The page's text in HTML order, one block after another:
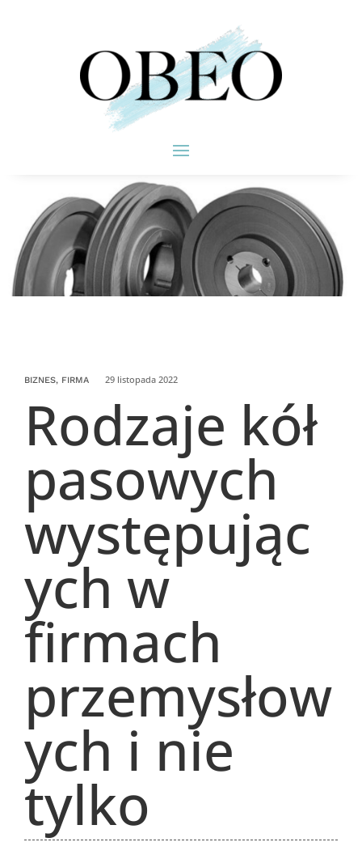
BIZNES, FIRMA 29 listopada 2022
Rodzaje kół
pasowych
występując
ych w
firmach
przemysłow
ych i nie
tylko